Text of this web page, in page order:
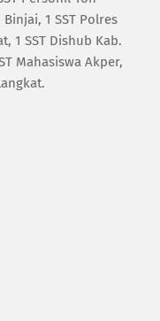
1 SST Polres
1 SST Dishub Kab.
Mahasiswa Akper,